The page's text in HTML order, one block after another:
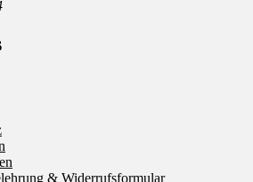
& Widerrufsformular